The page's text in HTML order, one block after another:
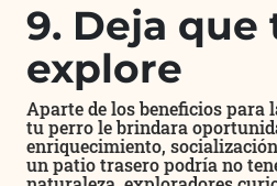
9. Deja
explore
Aparte de los beneficios para
tu perro le brindara
enriquecimiento,
un patio trasero podría no